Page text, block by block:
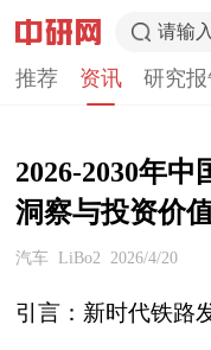
请输
推荐 资讯 研究
2026-2030年
洞察与投资价
汽车 LiBo2 2026/4/20
引言：新时代铁路